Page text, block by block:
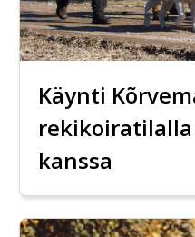
Käynti
kanssa